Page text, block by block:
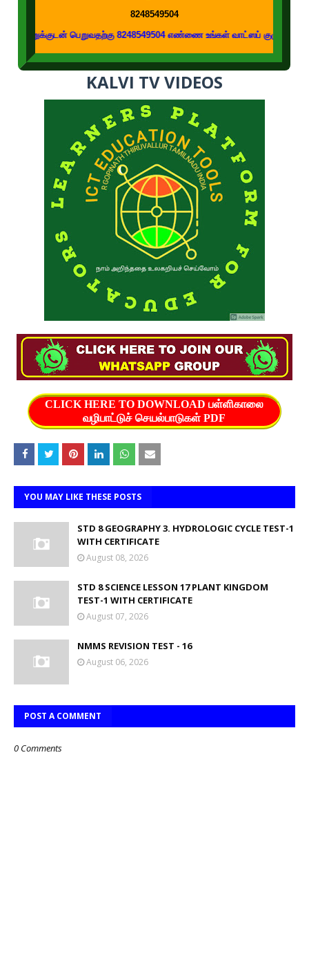
8248549504
பெறுவதற்கு 8248549504 எண்ணை உங்கள் வாட்ஸப் குழுக்களில் இணைக்கவும்
KALVI TV VIDEOS
CLICK HERE TO DOWNLOAD பள்ளிகாலை
வழிபாட்டுச் செயல்பாடுகள் PDF
YOU MAY LIKE THESE POSTS
STD 8 GEOGRAPHY 3. HYDROLOGIC CYCLE TEST-1
WITH CERTIFICATE
August 08, 2026
STD 8 SCIENCE LESSON 17 PLANT KINGDOM
TEST-1 WITH CERTIFICATE
August 07, 2026
NMMS REVISION TEST - 16
August 06, 2026
POST A COMMENT
0 Comments